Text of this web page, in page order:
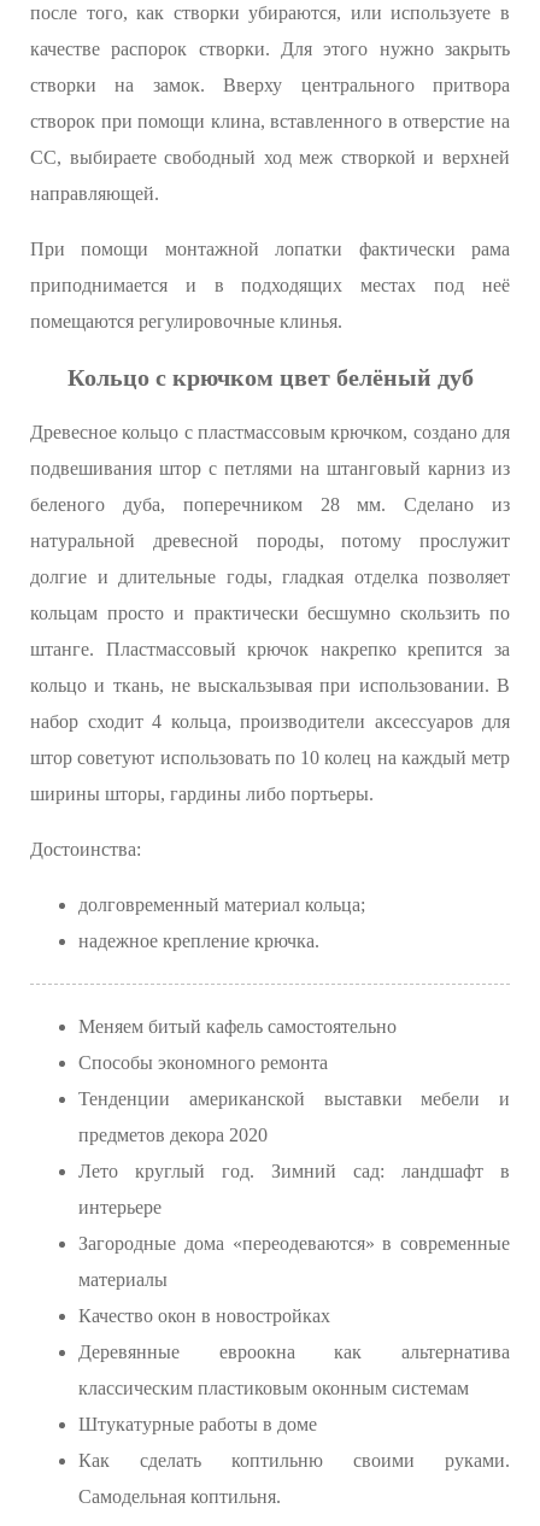
после того, как створки убираются, или используете в
качестве распорок створки. Для этого нужно закрыть
створки на замок. Вверху центрального притвора
створок при помощи клина, вставленного в отверстие на
СС, выбираете свободный ход меж створкой и верхней
направляющей.
При помощи монтажной лопатки фактически рама
приподнимается и в подходящих местах под неё
помещаются регулировочные клинья.
Кольцо с крючком цвет белёный дуб
Древесное кольцо с пластмассовым крючком, создано для
подвешивания штор с петлями на штанговый карниз из
беленого дуба, поперечником 28 мм. Сделано из
натуральной древесной породы, потому прослужит
долгие и длительные годы, гладкая отделка позволяет
кольцам просто и практически бесшумно скользить по
штанге. Пластмассовый крючок накрепко крепится за
кольцо и ткань, не выскальзывая при использовании. В
набор сходит 4 кольца, производители аксессуаров для
штор советуют использовать по 10 колец на каждый метр
ширины шторы, гардины либо портьеры.
Достоинства:
долговременный материал кольца;
надежное крепление крючка.
Меняем битый кафель самостоятельно
Способы экономного ремонта
Тенденции американской выставки мебели и
предметов декора 2020
Лето круглый год. Зимний сад: ландшафт в
интерьере
Загородные дома «переодеваются» в современные
материалы
Качество окон в новостройках
Деревянные евроокна как альтернатива
классическим пластиковым оконным системам
Штукатурные работы в доме
Как сделать коптильню своими руками.
Самодельная коптильня.